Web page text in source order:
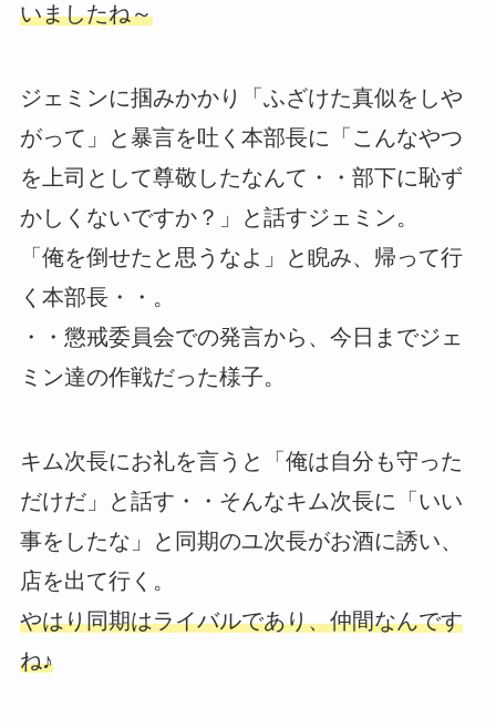
いましたね～
ジェミンに掴みかかり「ふざけた真似をしや
がって」と暴言を吐く本部長に「こんなやつ
を上司として尊敬したなんて・・部下に恥ず
かしくないですか？」と話すジェミン。
「俺を倒せたと思うなよ」と睨み、帰って行
く本部長・・。
・・懲戒委員会での発言から、今日までジェ
ミン達の作戦だった様子。
キム次長にお礼を言うと「俺は自分も守った
だけだ」と話す・・そんなキム次長に「いい
事をしたな」と同期のユ次長がお酒に誘い、
店を出て行く。
やはり同期はライバルであり、仲間なんです
ね♪